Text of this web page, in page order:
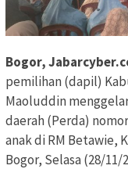
Bogor,
pemilihan (dapil)
Maoluddin
daerah (Perda)
anak di RM Betawie,
Bogor, Selasa (28/11/